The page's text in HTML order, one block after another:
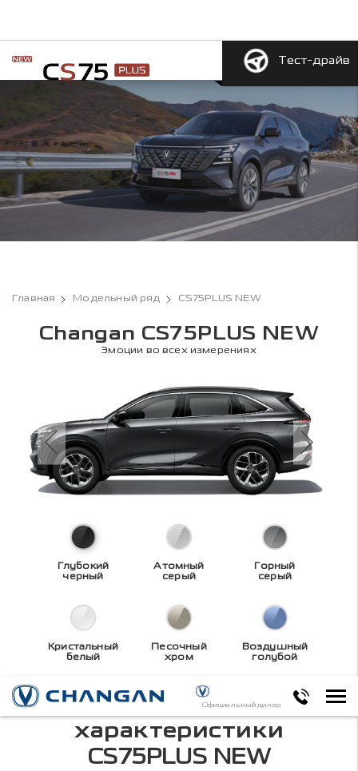
Официальный дилер
Тест-драйв
Главная Модельный ряд CS75PLUS NEW
Changan CS75PLUS NEW
Эмоции во всех измерениях
Глубокий
черный
Атомный
серый
Горный
серый
Кристальный
белый
Песочный
хром
Воздушный
голубой
Технические
характеристики
CS75PLUS NEW